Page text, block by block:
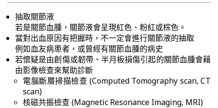
抽取關節液
若是關節血腫，關節液會呈現紅色、粉紅或棕色。
當對出血原因有把握時，不一定會進行關節液的抽取
例如血友病患者，或曾經有關節血腫的病史
若懷疑是由創傷或韌帶、半月板損傷引起的關節血腫會藉
由影像檢查來幫助診斷
電腦斷層掃描檢查 (Computed Tomography scan, CT
scan)
核磁共振檢查 (Magnetic Resonance Imaging, MRI)